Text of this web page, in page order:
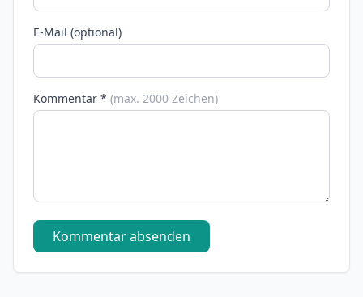
E-Mail (optional)
Kommentar * (max. 2000 Zeichen)
Kommentar absenden